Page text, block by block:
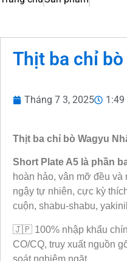
Thịt ba chỉ
Tháng 7 3, 2025 1:49
Thịt ba chỉ bò Wagyu
Short Plate A5 là phần
hoàn hảo, vân mỡ đều
ngậy tự nhiên, cực kỳ
cuộn, shabu-shabu,
🇯🇵 100% nhập khẩu
CO/CQ, truy xuất nguồn
soát nghiêm ngặt.